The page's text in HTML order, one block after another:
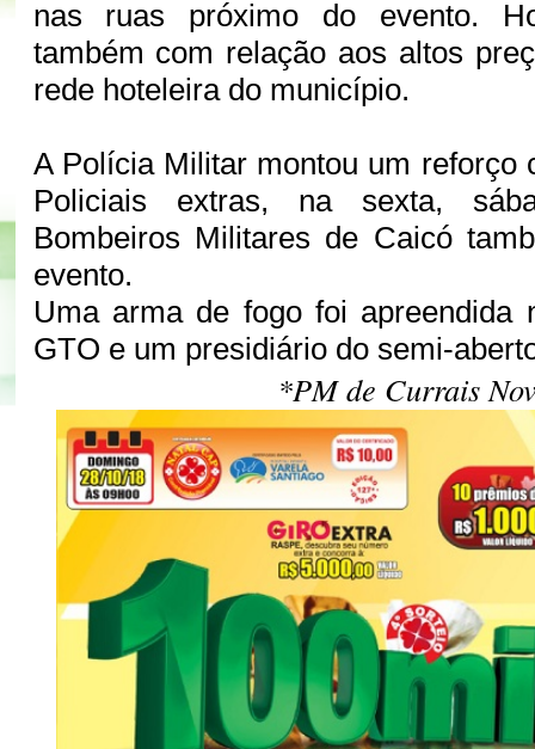
nas ruas próximo do evento.
também com relação aos altos
rede hoteleira do município.
A Polícia Militar montou um reforço
Policiais extras, na sexta,
Bombeiros Militares de Caicó
evento.
Uma arma de fogo foi apreendida
GTO e um presidiário do semi-
*PM de Currais